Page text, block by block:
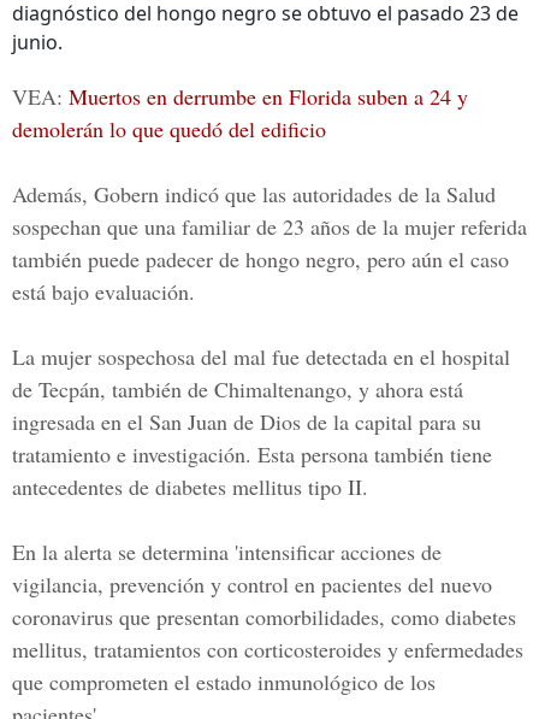
diagnóstico del hongo negro se obtuvo el pasado 23 de
junio.
VEA: Muertos en derrumbe en Florida suben a 24 y
demolerán lo que quedó del edificio
Además, Gobern indicó que las autoridades de la Salud
sospechan que una familiar de 23 años de la mujer referida
también puede padecer de hongo negro, pero aún el caso
está bajo evaluación.
La mujer sospechosa del mal fue detectada en el hospital
de Tecpán, también de Chimaltenango, y ahora está
ingresada en el San Juan de Dios de la capital para su
tratamiento e investigación. Esta persona también tiene
antecedentes de diabetes mellitus tipo II.
En la alerta se determina 'intensificar acciones de
vigilancia, prevención y control en pacientes del nuevo
coronavirus que presentan comorbilidades, como diabetes
mellitus, tratamientos con corticosteroides y enfermedades
que comprometen el estado inmunológico de los